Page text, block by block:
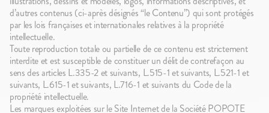
d’autres contenus (ci-après désignés “le Contenu”) qui sont protégés
par les lois françaises et internationales relatives à la propriété
intellectuelle.
Toute reproduction totale ou partielle de ce contenu est strictement
interdite et est susceptible de constituer un délit de contrefaçon au
sens des articles L.335-2 et suivants, L.515-1 et suivants, L.521-1 et
suivants, L.615-1 et suivants, L.716-1 et suivants du Code de la
propriété intellectuelle.
Les marques exploitées sur le Site Internet de la Société POPOTE